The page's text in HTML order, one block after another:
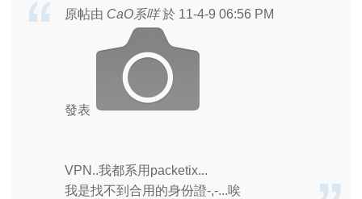
原帖由 CaO系咩於 11-4-9 06:56 PM
發表
VPN..我都系用packetix...
我是找不到合用的身份證-,-...唉